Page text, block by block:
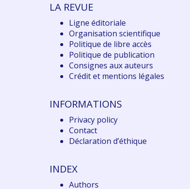
LA REVUE
Ligne éditoriale
Organisation scientifique
Politique de libre accès
Politique de publication
Consignes aux auteurs
Crédit et mentions légales
INFORMATIONS
Privacy policy
Contact
Déclaration d’éthique
INDEX
Authors